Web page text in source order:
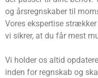
og årsregnskaber til
Vores ekspertise
vi sikrer, at du får mest
Vi holder os altid
inden for regnskab og